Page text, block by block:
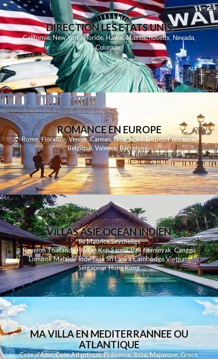
DIRECTION LES ETATS UNIS
Californie,New York,Floride,Hawai,Massachusetts, Nevada,
Colorado,
ROMANCE EN EUROPE
Rome,Florence,Venise,Cannes,Nice,Saint Tropez,Provence,
Belgique,Valence,Barcelone,
VILLAS ASIE OCEAN INDIEN
Ile MauriceSeychelles
ReunionThailandePhuketKohSamui Bali SeminyakCanggu
LombokMalaisieIndeGoaSri LankaCambodgeVietnam
SingapourHong Kong
MA VILLA EN MEDITERRANNEE OU
ATLANTIQUE
Cote d'Azur,Cote Atlantique,Provence,Ibiza,Majorque,Grece,